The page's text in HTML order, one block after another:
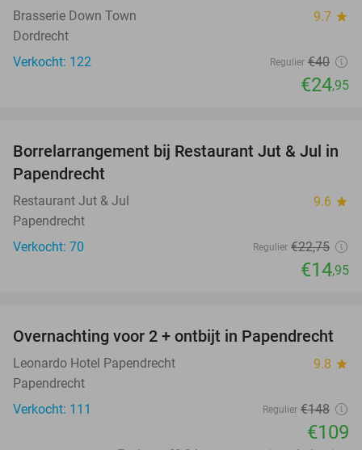
Brasserie Down Town 9.7 star
Dordrecht
Verkocht: 122
Regulier €40
€24,95
34%
Borrelarrangement bij Restaurant Jut & Jul in
Papendrecht
Restaurant Jut & Jul 9.6 star
Papendrecht
Verkocht: 70
Regulier €22,75
€14,95
26%
Overnachting voor 2 + ontbijt in Papendrecht
Leonardo Hotel Papendrecht 9.8 star
Papendrecht
Verkocht: 111
Regulier €148
€109